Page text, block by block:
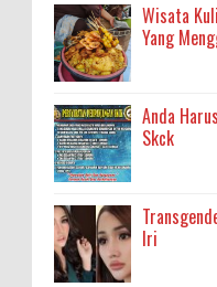
Wisata
Yang
Anda
Skck
Iri